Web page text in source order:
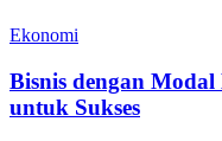
Ekonomi
Bisnis dengan
untuk Sukses